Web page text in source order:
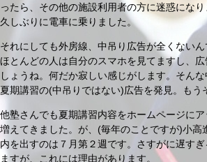
ったら、その他の施設利用者の方に迷惑にな
久しぶりに電車に乗りました。
それにしても外房線、中吊り広告が全くな
ほとんどの人は自分のスマホを見てますし、
しょうね。何だか寂しい感じがします。そん
夏期講習の(中吊りではない)広告を発見。もう
他塾さんでも夏期講習内容をホームページに
増えてきました。が、(毎年のことですが)小高
内を出すのは７月第２週です。さすがに遅す
ますが、これには理由があります。